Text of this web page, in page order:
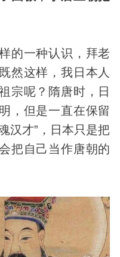
的一种认识，拜老
然这样，我日本人
宗呢？隋唐时，日
，但是一直在保留
汉才”，日本只是把
把自己当作唐朝的